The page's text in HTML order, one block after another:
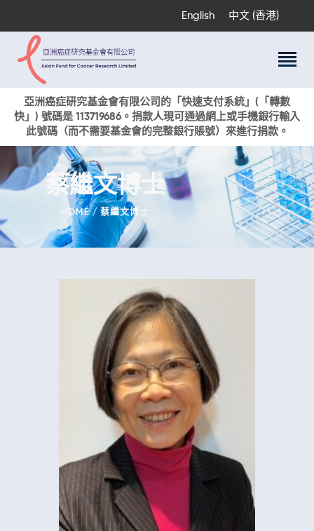
English 中文 (香港)
亞洲癌症研究基金會有限公司的「快速支付系統」(「轉數
快」) 號碼是 113719686。捐款人現可通過網上或手機銀行輸入
此號碼（而不需要基金會的完整銀行賬號）來進行捐款。
蔡繼文博士
HOME 蔡繼文博士
關於我們
科研項目
活動與獎項
新聞
捐款支持
現在捐贈